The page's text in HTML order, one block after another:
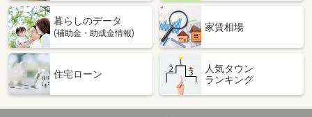
暮らしのデータ
(補助金・助成金情報)
家賃相場
住宅ローン
人気タウン
ランキング